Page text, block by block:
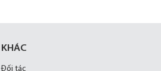
KHÁC
Đối tác